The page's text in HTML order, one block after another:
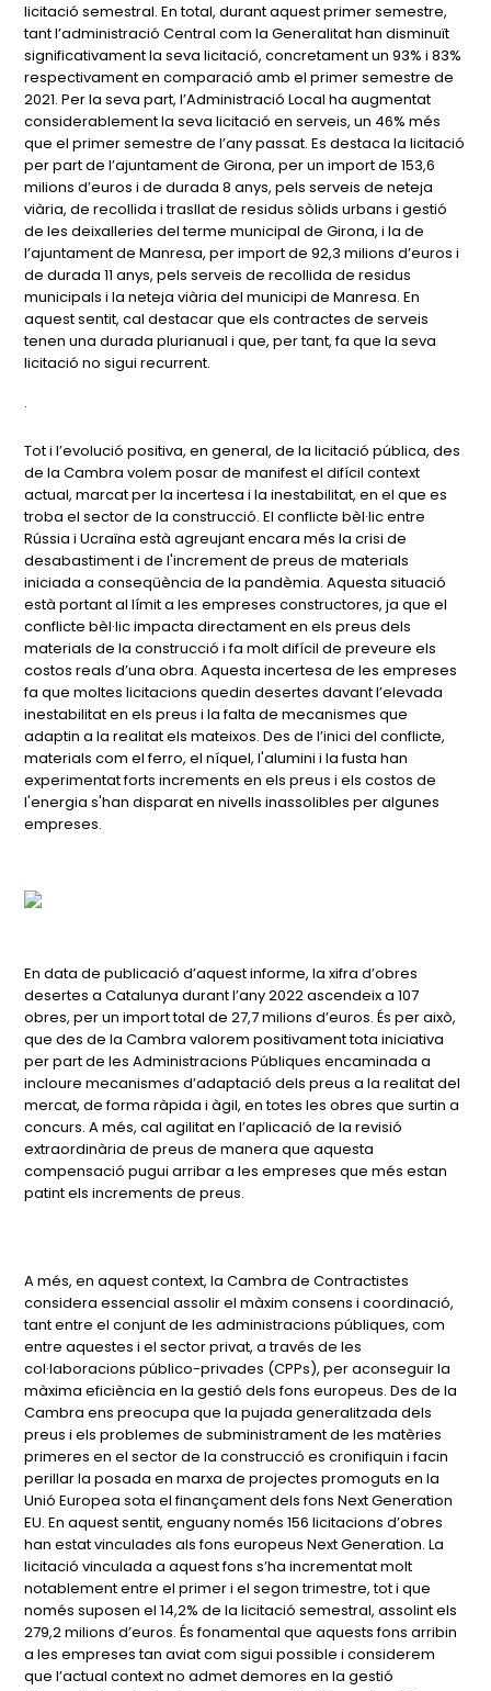
licitació semestral. En total, durant aquest primer semestre,
tant l’administració Central com la Generalitat han disminuït
significativament la seva licitació, concretament un 93% i 83%
respectivament en comparació amb el primer semestre de
2021. Per la seva part, l’Administració Local ha augmentat
considerablement la seva licitació en serveis, un 46% més
que el primer semestre de l’any passat. Es destaca la licitació
per part de l’ajuntament de Girona, per un import de 153,6
milions d’euros i de durada 8 anys, pels serveis de neteja
viària, de recollida i trasllat de residus sòlids urbans i gestió
de les deixalleries del terme municipal de Girona, i la de
l’ajuntament de Manresa, per import de 92,3 milions d’euros i
de durada 11 anys, pels serveis de recollida de residus
municipals i la neteja viària del municipi de Manresa. En
aquest sentit, cal destacar que els contractes de serveis
tenen una durada plurianual i que, per tant, fa que la seva
licitació no sigui recurrent.
·
Tot i l’evolució positiva, en general, de la licitació pública, des
de la Cambra volem posar de manifest el difícil context
actual, marcat per la incertesa i la inestabilitat, en el que es
troba el sector de la construcció. El conflicte bèl·lic entre
Rússia i Ucraïna està agreujant encara més la crisi de
desabastiment i de l'increment de preus de materials
iniciada a conseqüència de la pandèmia. Aquesta situació
està portant al límit a les empreses constructores, ja que el
conflicte bèl·lic impacta directament en els preus dels
materials de la construcció i fa molt difícil de preveure els
costos reals d’una obra. Aquesta incertesa de les empreses
fa que moltes licitacions quedin desertes davant l’elevada
inestabilitat en els preus i la falta de mecanismes que
adaptin a la realitat els mateixos. Des de l’inici del conflicte,
materials com el ferro, el níquel, l'alumini i la fusta han
experimentat forts increments en els preus i els costos de
l'energia s'han disparat en nivells inassolibles per algunes
empreses.
En data de publicació d’aquest informe, la xifra d’obres
desertes a Catalunya durant l’any 2022 ascendeix a 107
obres, per un import total de 27,7 milions d’euros. És per això,
que des de la Cambra valorem positivament tota iniciativa
per part de les Administracions Públiques encaminada a
incloure mecanismes d’adaptació dels preus a la realitat del
mercat, de forma ràpida i àgil, en totes les obres que surtin a
concurs. A més, cal agilitat en l’aplicació de la revisió
extraordinària de preus de manera que aquesta
compensació pugui arribar a les empreses que més estan
patint els increments de preus.
A més, en aquest context, la Cambra de Contractistes
considera essencial assolir el màxim consens i coordinació,
tant entre el conjunt de les administracions públiques, com
entre aquestes i el sector privat, a través de les
col·laboracions público-privades (CPPs), per aconseguir la
màxima eficiència en la gestió dels fons europeus. Des de la
Cambra ens preocupa que la pujada generalitzada dels
preus i els problemes de subministrament de les matèries
primeres en el sector de la construcció es cronifiquin i facin
perillar la posada en marxa de projectes promoguts en la
Unió Europea sota el finançament dels fons Next Generation
EU. En aquest sentit, enguany només 156 licitacions d’obres
han estat vinculades als fons europeus Next Generation. La
licitació vinculada a aquest fons s’ha incrementat molt
notablement entre el primer i el segon trimestre, tot i que
només suposen el 14,2% de la licitació semestral, assolint els
279,2 milions d’euros. És fonamental que aquests fons arribin
a les empreses tan aviat com sigui possible i considerem
que l’actual context no admet demores en la gestió